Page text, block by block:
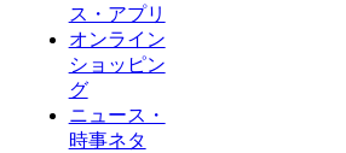
ス・アプリ
オンライン
ショッピン
グ
ニュース・
時事ネタ